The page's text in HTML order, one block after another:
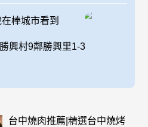
棒城市看到
興村9鄰勝興里1-3
台中燒肉推薦|精選台中燒烤